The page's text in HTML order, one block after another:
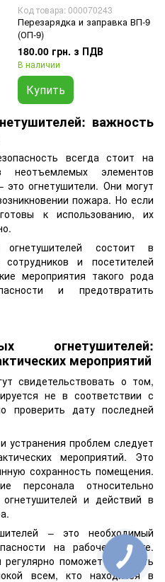
Код товара: 000070243
Перезарядка и заправка ВП-9
(ОП-9)
180.00 грн. з ПДВ
В наличии
Купить
важность
всегда стоит на
элементов
это огнетушители. Они могут
пожара. Но если
к использованию, их
состоит в
сотрудников и посетителей
мероприятия такого рода
и предотвратить
огнетушителей:
мероприятий
свидетельствовать о том,
не в соответствии с
проверить дату последней
устранения проблем следует
мероприятий. Это
сохранность помещения.
персонала относительно
огнетушителей и действий в
– это необходимый
на рабочем месте.
поможет избежать
всем, кто находится в